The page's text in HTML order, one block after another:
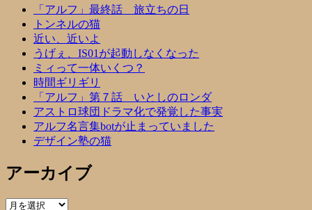
「アルフ」最終話 旅立ちの日
トンネルの猫
近い、近いよ
うげぇ、IS01が起動しなくなった
ミィって一体いくつ？
時間ギリギリ
「アルフ」第７話 いとしのロンダ
アストロ球団ドラマ化で発覚した事実
アルフ名言集botが止まっていました
デザイン塾の猫
アーカイブ
ア